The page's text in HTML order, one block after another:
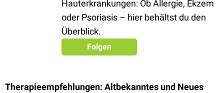
Hauterkrankungen: Ob Allergie, Ekzem
oder Psoriasis – hier behältst du den
Überblick.
Folgen
Therapieempfehlungen: Altbekanntes und Neues